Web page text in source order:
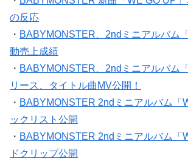
の反応
・BABYMONSTER、2ndミニアルバム
動売上成績
・BABYMONSTER、2ndミニアルバム
リース、タイトル曲MV公開！
・BABYMONSTER 2ndミニアルバム「
ックリスト公開
・BABYMONSTER 2ndミニアルバム「
ドクリップ公開
・BABYMONSTER 2ndミニアルバム「